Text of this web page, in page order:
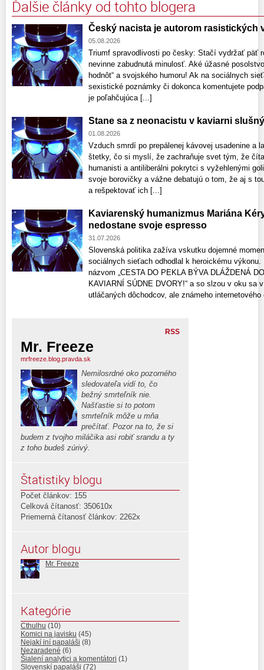
Ďalšie články od tohto blogera
Český nacista je autorom rasistických
05.08.2026
Triumf spravodlivosti po česky: Stačí vydržať päť
nevinne zabudnutá minulosť. Aké úžasné
hodnôt“ a svojského humoru! Ak na sociálnych
sexistické poznámky či dokonca komentujete
je poľahčujúca [...]
Stane sa z neonacistu v kaviarni
01.08.2026
Vzduch smrdí po prepálenej kávovej usadenine a
štetky, čo si myslí, že zachraňuje svet tým, že
humanisti a antiliberálni pokrytci s vyžehlenými
svoje borovičky a vážne debatujú o tom, že aj s
a rešpektovať ich [...]
Kaviarenský humanizmus Mariána
nedostane svoje espresso
31.07.2026
Slovenská politika zažíva vskutku dojemné
sociálnych sieťach odhodlal k heroickému
názvom „CESTA DO PEKLA BÝVA DLÁŽDENÁ
KAVIARNÍ SÚDNE DVORY!“ a so slzou v oku
utláčaných dôchodcov, ale známeho
RSS
Mr. Freeze
mrfreeze.blog.pravda.sk
Nemilosrdné oko pozorného
sledovateľa vidí to, čo
bežný smrteľník nie.
Našťastie si to potom
smrteľník môže u mňa
prečítať. Pozor na to, že si
budem z tvojho miláčika asi robiť srandu a ty
z toho budeš zúrivý.
Štatistiky blogu
Počet článkov: 155
Celková čítanosť: 350610x
Priemerná čítanosť článkov: 2262x
Autor blogu
Mr. Freeze
Kategórie
Cthulhu (10)
Komici na javisku (45)
Nejakí iní papaláši (8)
Nezaradené (6)
Šialení analytici a komentátori (1)
Slovenskí papaláši (72)